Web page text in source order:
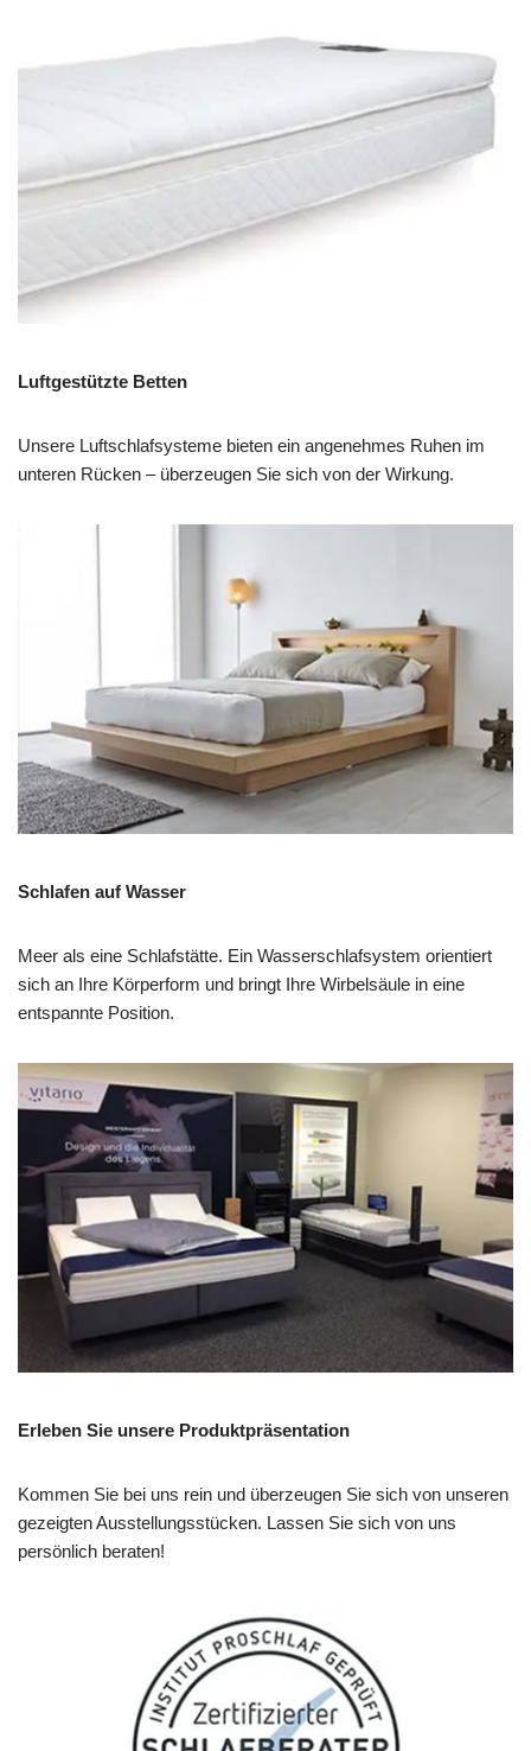
Luftgestützte Betten
Unsere Luftschlafsysteme bieten ein angenehmes Ruhen im
unteren Rücken – überzeugen Sie sich von der Wirkung.
Schlafen auf Wasser
Meer als eine Schlafstätte. Ein Wasserschlafsystem orientiert
sich an Ihre Körperform und bringt Ihre Wirbelsäule in eine
entspannte Position.
Erleben Sie unsere Produktpräsentation
Kommen Sie bei uns rein und überzeugen Sie sich von unseren
gezeigten Ausstellungsstücken. Lassen Sie sich von uns
persönlich beraten!